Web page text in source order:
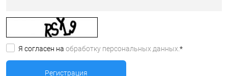
Я согласен на обработку персональных данных. *